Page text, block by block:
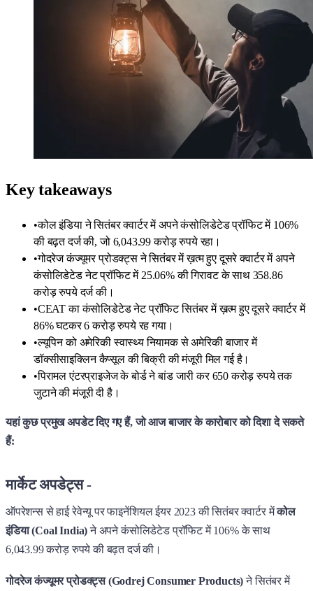
Key takeaways
•कोल इंडिया ने सितंबर क्वार्टर में अपने कंसोलिडेटेड प्रॉफिट में 106%
की बढ़त दर्ज की, जो 6,043.99 करोड़ रुपये रहा।
•गोदरेज कंज्यूमर प्रोडक्ट्स ने सितंबर में ख़त्म हुए दूसरे क्वार्टर में अपने
कंसोलिडेटेड नेट प्रॉफिट में 25.06% की गिरावट के साथ 358.86
करोड़ रुपये दर्ज की।
•CEAT का कंसोलिडेटेड नेट प्रॉफिट सितंबर में ख़त्म हुए दूसरे क्वार्टर में
86% घटकर 6 करोड़ रुपये रह गया।
•ल्यूपिन को अमेरिकी स्वास्थ्य नियामक से अमेरिकी बाजार में
डॉक्सीसाइक्लिन कैप्सूल की बिक्री की मंजूरी मिल गई है।
•पिरामल एंटरप्राइजेज के बोर्ड ने बांड जारी कर 650 करोड़ रुपये तक
जुटाने की मंजूरी दी है।
यहां कुछ प्रमुख अपडेट दिए गए हैं, जो आज बाजार के कारोबार को दिशा दे सकते
हैं:
मार्केट अपडेट्स -
ऑपरेशन्स से हाई रेवेन्यू पर फाइनेंशियल ईयर 2023 की सितंबर क्वार्टर मेंकोल
इंडिया (Coal India)ने अपने कंसोलिडेटेड प्रॉफिट में 106% के साथ
6,043.99 करोड़ रुपये की बढ़त दर्ज की।
गोदरेज कंज्यूमर प्रोडक्ट्स (Godrej Consumer Products)ने सितंबर में